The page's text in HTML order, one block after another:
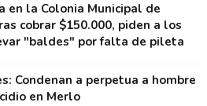
en la Colonia Municipal de
cobrar $150.000, piden a los
"baldes" por falta de pileta
Condenan a perpetua a hombre
en Merlo